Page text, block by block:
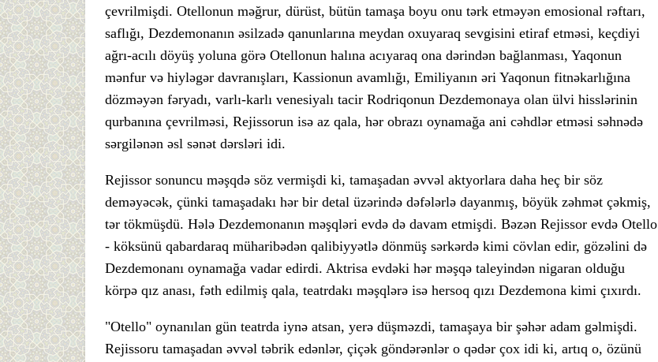
çevrilmişdi. Otellonun məğrur, dürüst, bütün tamaşa boyu onu tərk etməyən emosional rəftarı,
saflığı, Dezdemonanın əsilzadə qanunlarına meydan oxuyaraq sevgisini etiraf etməsi, keçdiyi
ağrı-acılı döyüş yoluna görə Otellonun halına acıyaraq ona dərindən bağlanması, Yaqonun
mənfur və hiyləgər davranışları, Kassionun avamlığı, Emiliyanın əri Yaqonun fitnəkarlığına
dözməyən fəryadı, varlı-karlı venesiyalı tacir Rodriqonun Dezdemonaya olan ülvi hisslərinin
qurbanına çevrilməsi, Rejissorun isə az qala, hər obrazı oynamağa ani cəhdlər etməsi səhnədə
sərgilənən əsl sənət dərsləri idi.
Rejissor sonuncu məşqdə söz vermişdi ki, tamaşadan əvvəl aktyorlara daha heç bir söz
deməyəcək, çünki tamaşadakı hər bir detal üzərində dəfələrlə dayanmış, böyük zəhmət çəkmiş,
tər tökmüşdü. Hələ Dezdemonanın məşqləri evdə də davam etmişdi. Bəzən Rejissor evdə Otello
- köksünü qabardaraq müharibədən qalibiyyətlə dönmüş sərkərdə kimi cövlan edir, gözəlini də
Dezdemonanı oynamağa vadar edirdi. Aktrisa evdəki hər məşqə taleyindən nigaran olduğu
körpə qız anası, fəth edilmiş qala, teatrdakı məşqlərə isə hersoq qızı Dezdemona kimi çıxırdı.
"Otello" oynanılan gün teatrda iynə atsan, yerə düşməzdi, tamaşaya bir şəhər adam gəlmişdi.
Rejissoru tamaşadan əvvəl təbrik edənlər, çiçək göndərənlər o qədər çox idi ki, artıq o, özünü